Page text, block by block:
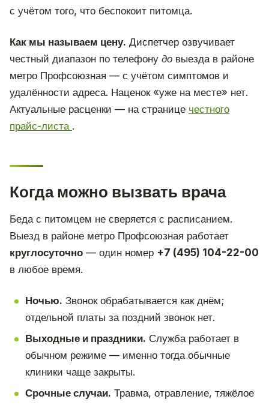
с учётом того, что беспокоит питомца.
Как мы называем цену. Диспетчер озвучивает
честный диапазон по телефону до выезда в районе
метро Профсоюзная — с учётом симптомов и
удалённости адреса. Наценок «уже на месте» нет.
Актуальные расценки — на странице честного
прайс-листа .
Когда можно вызвать врача
Беда с питомцем не сверяется с расписанием.
Выезд в районе метро Профсоюзная работает
круглосуточно — один номер +7 (495) 104-22-00
в любое время.
Ночью. Звонок обрабатывается как днём;
отдельной платы за поздний звонок нет.
Выходные и праздники. Служба работает в
обычном режиме — именно тогда обычные
клиники чаще закрыты.
Срочные случаи. Травма, отравление, тяжёлое